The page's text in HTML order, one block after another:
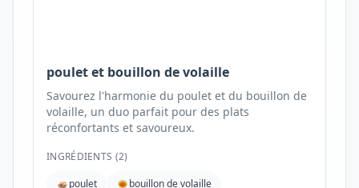
poulet et bouillon de volaille
Savourez l'harmonie du poulet et du bouillon de
volaille, un duo parfait pour des plats
réconfortants et savoureux.
INGRÉDIENTS (2)
poulet
bouillon de volaille